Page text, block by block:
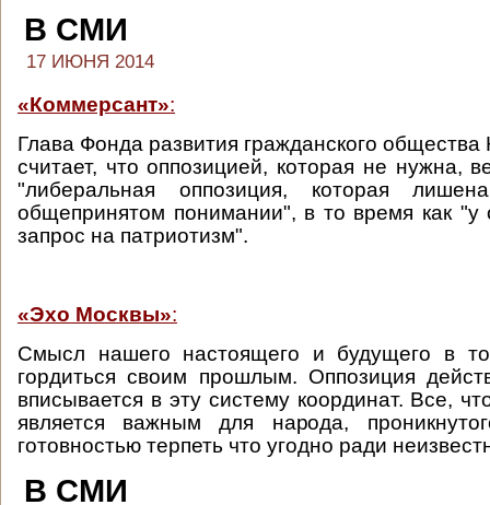
В СМИ
17 ИЮНЯ 2014
«Коммерсант»:
Глава Фонда развития гражданского общества
считает, что оппозицией, которая не нужна,
"либеральная оппозиция, которая
общепринятом понимании", в то время как "у
запрос на патриотизм".
«Эхо Москвы»:
Смысл нашего настоящего и будущего в
гордиться своим прошлым. Оппозиция
вписывается в эту систему координат. Все,
является важным для народа,
готовностью терпеть что угодно ради
В СМИ